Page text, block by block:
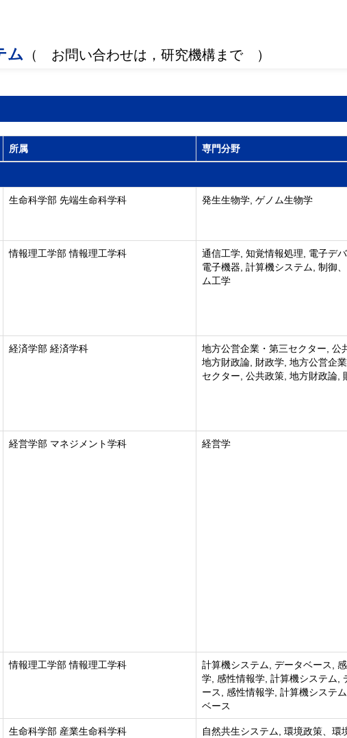
ム （ お問い合わせは，研究機構まで ）
所属 専門分野
生命科学部 先端生命科学科 発生生物学, ゲノム生物学
情報理工学部 情報理工学科
通信工学, 知覚情報処理, 電子デ
電子機器, 計算機システム, 制御
ム工学
経済学部 経済学科
地方公営企業・第三セクター, 公
地方財政論, 財政学, 地方公営企
セクター, 公共政策, 地方財政論,
経営学部 マネジメント学科 経営学
情報理工学部 情報理工学科
計算機システム, データベース,
学, 感性情報学, 計算機システム,
ース, 感性情報学, 計算機システ
ベース
生命科学部 産業生命科学科
自然共生システム, 環境政策、環